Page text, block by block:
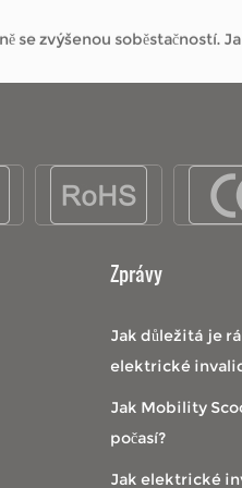
zvýšenou soběstačností.
zvýšenou soběstačností.
Zprávy
Jak důležitá je
elektrické
Jak Mobility
počasí?
Jak elektrické